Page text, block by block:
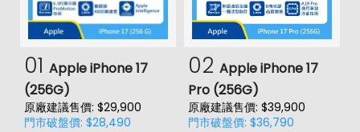
01 Apple iPhone 17
(256G)
原廠建議售價: $29,900
門市破盤價: $28,490
02 Apple iPhone 17
Pro (256G)
原廠建議售價: $39,900
門市破盤價: $36,790